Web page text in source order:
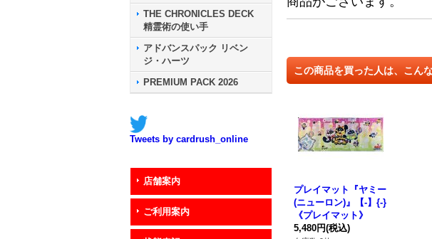
THE CHRONICLES DECK
精霊術の使い手
アドバンスパック リベン
ジ・ハーツ
PREMIUM PACK 2026
Tweets by cardrush_online
店舗案内
ご利用案内
この商品を買った人は、こん
プレイマット『ヤミー
(ニューロン)』【-】{-}
《プレイマット》
5,480円(税込)